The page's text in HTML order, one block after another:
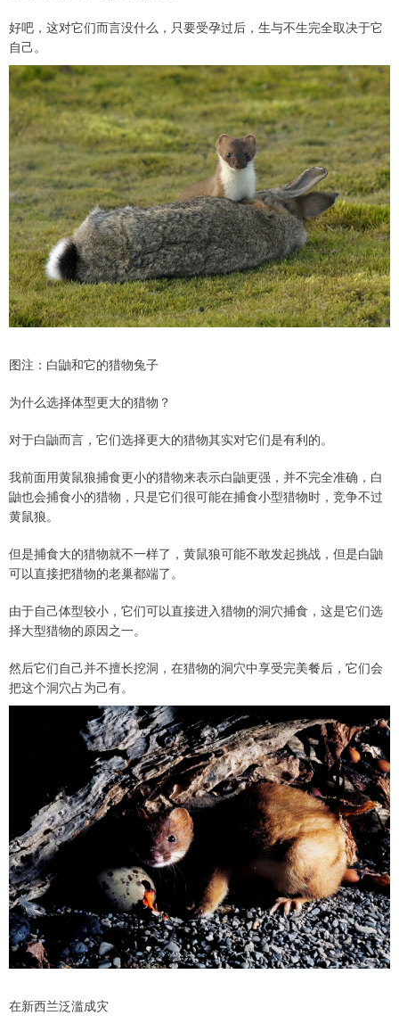
好吧，这对它们而言没什么，只要受孕过后，生与不生完全取决于它
自己。
图注：白鼬和它的猎物兔子
​为什么选择体型更大的猎物？
对于白鼬而言，它们选择更大的猎物其实对它们是有利的。
我前面用黄鼠狼捕食更小的猎物来表示白鼬更强，并不完全准确，白
鼬也会捕食小的猎物，只是它们很可能在捕食小型猎物时，竞争不过
黄鼠狼。
但是捕食大的猎物就不一样了，黄鼠狼可能不敢发起挑战，但是白鼬
可以直接把猎物的老巢都端了。
由于自己体型较小，它们可以直接进入猎物的洞穴捕食，这是它们选
择大型猎物的原因之一。
然后它们自己并不擅长挖洞，在猎物的洞穴中享受完美餐后，它们会
把这个洞穴占为己有。
在新西兰泛滥成灾